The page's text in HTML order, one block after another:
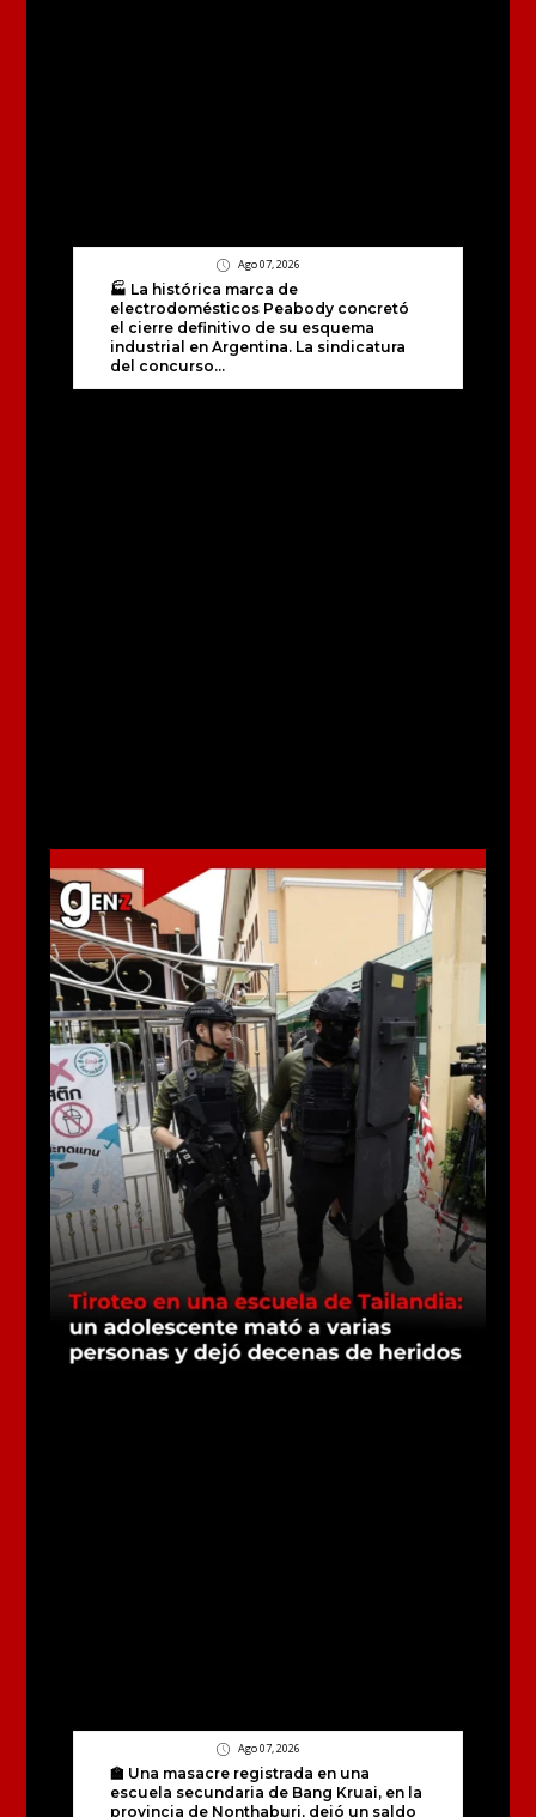
Ago 07, 2026
🏭 La histórica marca de
electrodomésticos Peabody concretó
el cierre definitivo de su esquema
industrial en Argentina. La sindicatura
del concurso...
Ago 07, 2026
🏫 Una masacre registrada en una
escuela secundaria de Bang Kruai, en la
provincia de Nonthaburi, dejó un saldo